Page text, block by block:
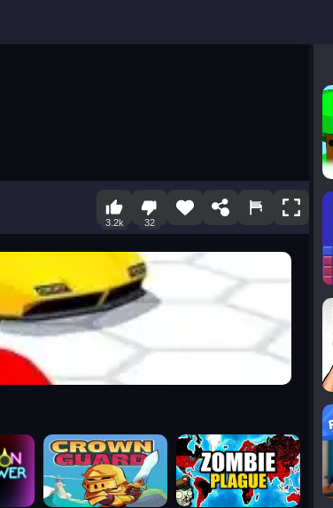
3.2k 32
crown guard zombie plague